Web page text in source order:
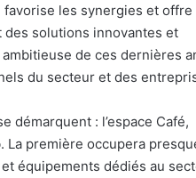
favorise les synergies et offre
solutions innovantes et
de ces dernières
du secteur et des
démarquent : l’espace Café,
La première occupera
équipements dédiés au